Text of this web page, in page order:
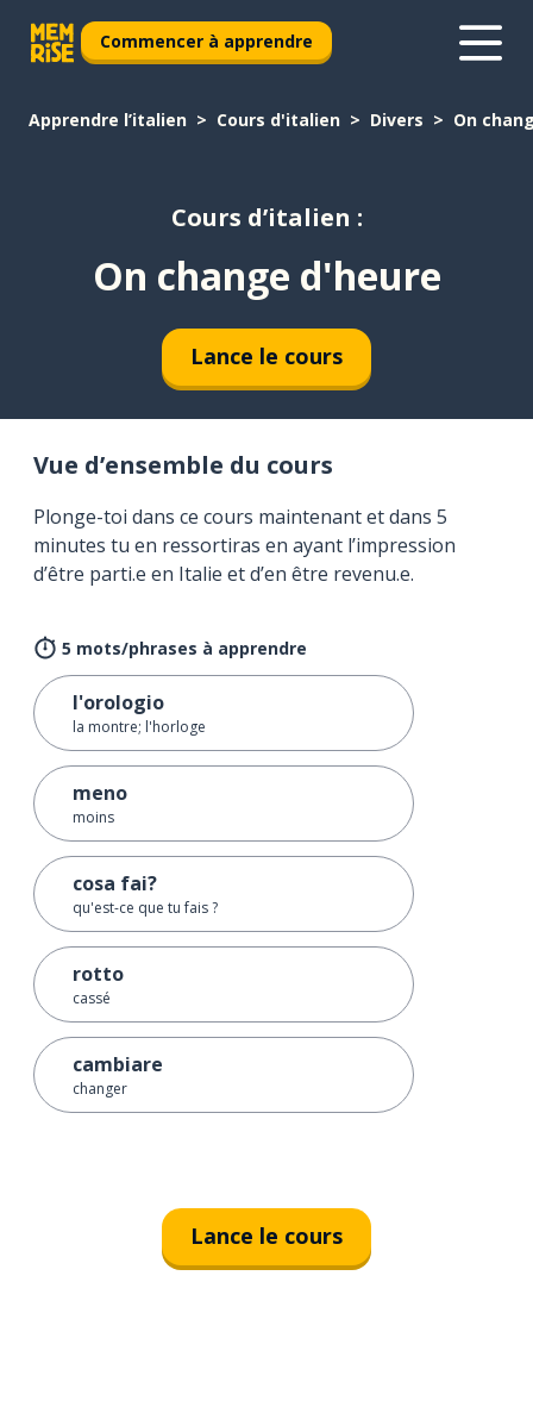
Commencer à apprendre
Apprendre l’italien Cours d'italien Divers On
Cours d’italien :
On change d'heure
Lance le cours
Vue d’ensemble du cours
Plonge-toi dans ce cours maintenant et dans 5
minutes tu en ressortiras en ayant l’impression
d’être parti.e en Italie et d’en être revenu.e.
5 mots/phrases à apprendre
l'orologio
la montre; l'horloge
meno
moins
cosa fai?
qu'est-ce que tu fais ?
rotto
cassé
cambiare
changer
Lance le cours